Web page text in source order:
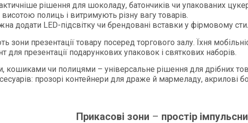
рішення для шоколаду, батончиків чи упакованих
полиць і витримують різну вагу товарів.
додати LED-підсвітку чи брендовані вставки у фірмовому
зони презентації товару посеред торгового залу. Їхня
для презентації подарункових упаковок і святкових наборів.
кошиками чи полицями – універсальне рішення для дрібних
прозорі контейнери для драже й мармеладу, акрилові
Прикасові зони – простір